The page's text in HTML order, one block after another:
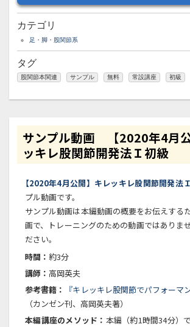
カテゴリ
足・脚・股関節系
タグ
股関節本関連 サンプル 無料 常設講座 初級
サンプル動画 【2020年4月
ッキレ股関節開発法Ｉ初級
【2020年4月公開】キレッキレ股関節開発法
プル動画です。
サンプル動画は本編動画の概要をお伝えする
画で、トレーニングのための動画ではありま
ださい。
時間： 約3分
講師： 高岡英夫
参考書籍：
『キレッキレ股関節でパフォーマ
（カンゼン刊、高岡英夫著）
本編講座のメソッド： 本編（約1時間34分）